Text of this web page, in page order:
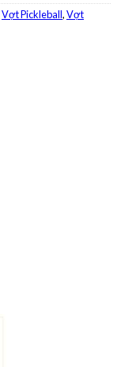
Vợt Pickleball,Vợt